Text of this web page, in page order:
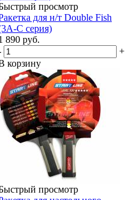
просмотр
для н/т Double Fish
С серия)
890 руб.
+
корзину
просмотр